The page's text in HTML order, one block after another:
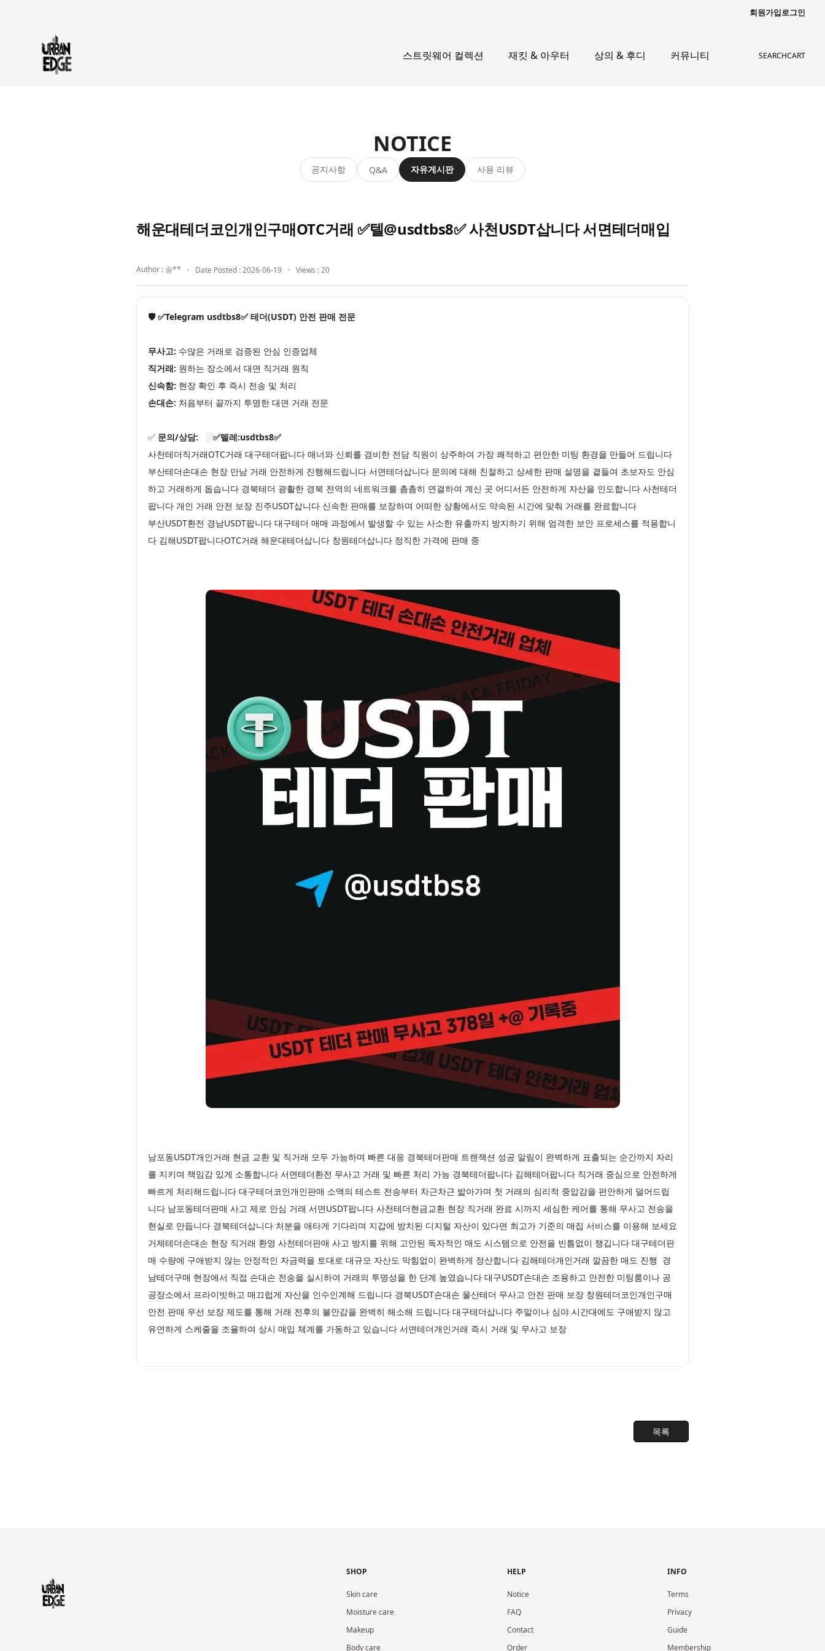
회원가입로그인
스트릿웨어 컬렉션 재킷 & 아우터 상의 & 후디 커뮤니티 SEARCHCART
NOTICE
공지사항 Q&A 자유게시판 사용 리뷰
해운대테더코인개인구매OTC거래 ✅텔@usdtbs8✅ 사천USDT삽니다 서면테더매입
Author : 송** Date Posted : 2026-06-19 Views : 20
🛡️ ✅Telegram usdtbs8✅ 테더(USDT) 안전 판매 전문
무사고: 수많은 거래로 검증된 안심 인증업체
직거래: 원하는 장소에서 대면 직거래 원칙
신속함: 현장 확인 후 즉시 전송 및 처리
손대손: 처음부터 끝까지 투명한 대면 거래 전문
✅ 문의/상담:
✅텔레:usdtbs8✅
사천테더직거래OTC거래 대구테더팝니다 매너와 신뢰를 겸비한 전담 직원이 상주하여 가장 쾌적하고 편안한 미팅 환경을 만들어 드립니다
부산테더손대손 현장 만남 거래 안전하게 진행해드립니다 서면테더삽니다 문의에 대해 친절하고 상세한 판매 설명을 곁들여 초보자도 안심
하고 거래하게 돕습니다 경북테더 광활한 경북 전역의 네트워크를 촘촘히 연결하여 계신 곳 어디서든 안전하게 자산을 인도합니다 사천테더
팝니다 개인 거래 안전 보장 진주USDT삽니다 신속한 판매를 보장하며 어떠한 상황에서도 약속된 시간에 맞춰 거래를 완료합니다
부산USDT환전 경남USDT팝니다 대구테더 매매 과정에서 발생할 수 있는 사소한 유출까지 방지하기 위해 엄격한 보안 프로세스를 적용합니
다 김해USDT팝니다OTC거래 해운대테더삽니다 창원테더삽니다 정직한 가격에 판매 중
남포동USDT개인거래 현금 교환 및 직거래 모두 가능하며 빠른 대응 경북테더판매 트랜잭션 성공 알림이 완벽하게 표출되는 순간까지 자리
를 지키며 책임감 있게 소통합니다 서면테더환전 무사고 거래 및 빠른 처리 가능 경북테더팝니다 김해테더팝니다 직거래 중심으로 안전하게
빠르게 처리해드립니다 대구테더코인개인판매 소액의 테스트 전송부터 차근차근 밟아가며 첫 거래의 심리적 중압감을 편안하게 덜어드립
니다 남포동테더판매 사고 제로 안심 거래 서면USDT팝니다 사천테더현금교환 현장 직거래 완료 시까지 세심한 케어를 통해 무사고 전송을
현실로 만듭니다 경북테더삽니다 처분을 애타게 기다리며 지갑에 방치된 디지털 자산이 있다면 최고가 기준의 매집 서비스를 이용해 보세요
거제테더손대손 현장 직거래 환영 사천테더판매 사고 방지를 위해 고안된 독자적인 매도 시스템으로 안전을 빈틈없이 챙깁니다 대구테더판
매 수량에 구애받지 않는 안정적인 자금력을 토대로 대규모 자산도 막힘없이 완벽하게 정산합니다 김해테더개인거래 깔끔한 매도 진행 경
남테더구매 현장에서 직접 손대손 전송을 실시하여 거래의 투명성을 한 단계 높였습니다 대구USDT손대손 조용하고 안전한 미팅룸이나 공
공장소에서 프라이빗하고 매끄럽게 자산을 인수인계해 드립니다 경북USDT손대손 울산테더 무사고 안전 판매 보장 창원테더코인개인구매
안전 판매 우선 보장 제도를 통해 거래 전후의 불안감을 완벽히 해소해 드립니다 대구테더삽니다 주말이나 심야 시간대에도 구애받지 않고
유연하게 스케줄을 조율하여 상시 매입 체계를 가동하고 있습니다 서면테더개인거래 즉시 거래 및 무사고 보장
목록
SHOP
Skin care
Moisture care
Makeup
Body care
HELP
Notice
FAQ
Contact
Order
INFO
Terms
Privacy
Guide
Membership